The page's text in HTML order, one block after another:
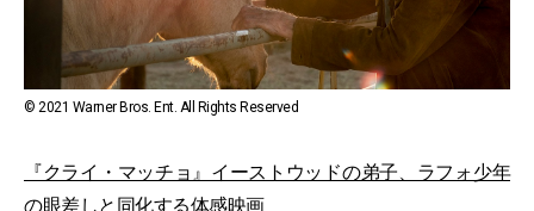
© 2021 Warner Bros. Ent. All Rights Reserved
『クライ・マッチョ』イーストウッドの弟子、ラフォ少年
の眼差しと同化する体感映画